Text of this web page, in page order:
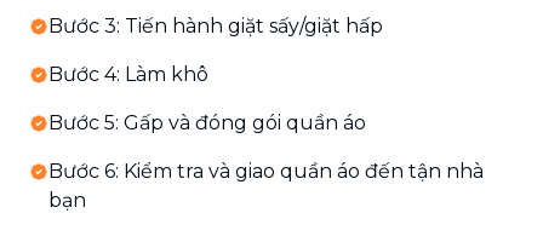
Bước 3: Tiến hành giặt sấy/giặt hấp
Bước 4: Làm khô
Bước 5: Gấp và đóng gói quần áo
Bước 6: Kiểm tra và giao quần áo đến tận nhà
bạn